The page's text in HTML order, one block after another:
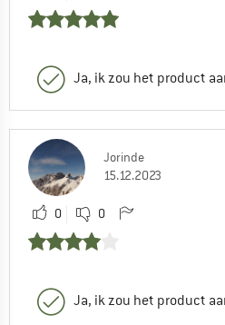
Ja, ik zou het product
Jorinde
15.12.2023
0 0
Ja, ik zou het product